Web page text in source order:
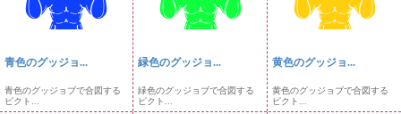
青色のグッジョ...
青色のグッジョブで合図する
ピクト...
緑色のグッジョ...
緑色のグッジョブで合図する
ピクト...
黄色のグッジョ...
黄色のグッジョブで合図する
ピクト...